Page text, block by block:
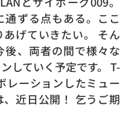
通ずる点もある。ここ
げていきたい。 そん
後、両者の間で様々な
していく予定です。 T-
レーションしたミュー
近日公開！ 乞うご期